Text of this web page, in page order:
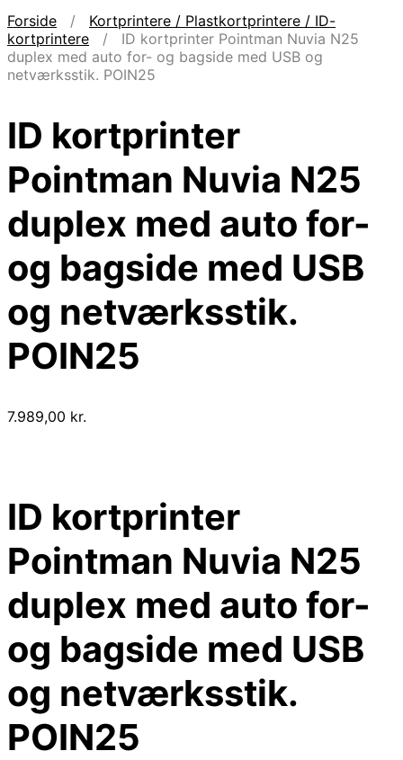
Forside / Kortprintere / Plastkortprintere / ID-
kortprintere / ID kortprinter Pointman Nuvia N25
duplex med auto for- og bagside med USB og
netværksstik. POIN25
ID kortprinter
Pointman Nuvia N25
duplex med auto for-
og bagside med USB
og netværksstik.
POIN25
7.989,00 kr.
ID kortprinter
Pointman Nuvia N25
duplex med auto for-
og bagside med USB
og netværksstik.
POIN25